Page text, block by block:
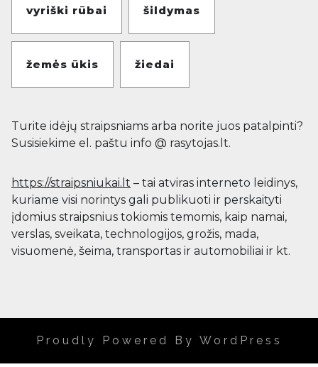
vyriški rūbai šildymas
žemės ūkis žiedai
Turite idėjų straipsniams arba norite juos patalpinti?
Susisiekime el. paštu info @ rasytojas.lt.
https://straipsniukai.lt – tai atviras interneto leidinys,
kuriame visi norintys gali publikuoti ir perskaityti
įdomius straipsnius tokiomis temomis, kaip namai,
verslas, sveikata, technologijos, grožis, mada,
visuomenė, šeima, transportas ir automobiliai ir kt.
Proudly Powered By WordPress